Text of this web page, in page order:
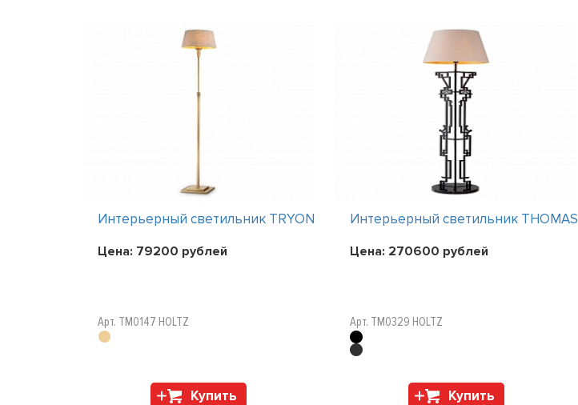
Интерьерный светильник TRYON
Цена: 79200 рублей
Арт. TM0147 HOLTZ
Купить
Интерьерный светильник THOMAS
Цена: 270600 рублей
Арт. TM0329 HOLTZ
Купить